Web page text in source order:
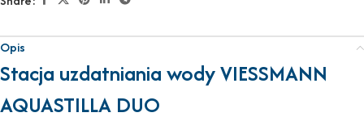
Opis
Stacja uzdatniania wody VIESSMANN
AQUASTILLA DUO